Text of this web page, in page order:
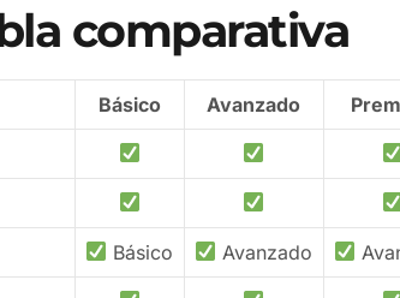
comparativa
Básico Avanzado
Básico Avanzado